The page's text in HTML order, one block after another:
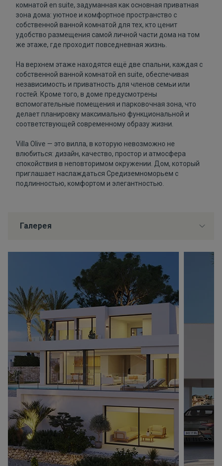
комнатой en suite, задуманная как основная приватная
зона дома: уютное и комфортное пространство с
собственной ванной комнатой для тех, кто ценит
удобство размещения самой личной части дома на том
же этаже, где проходит повседневная жизнь.
На верхнем этаже находятся ещё две спальни, каждая с
собственной ванной комнатой en suite, обеспечивая
независимость и приватность для членов семьи или
гостей. Кроме того, в доме предусмотрены
вспомогательные помещения и парковочная зона, что
делает планировку максимально функциональной и
соответствующей современному образу жизни.
Villa Olive — это вилла, в которую невозможно не
влюбиться: дизайн, качество, простор и атмосфера
спокойствия в неповторимом окружении. Дом, который
приглашает наслаждаться Средиземноморьем с
подлинностью, комфортом и элегантностью.
Галерея